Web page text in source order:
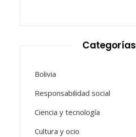
Categorías
Bolivia
Responsabilidad social
Ciencia y tecnología
Cultura y ocio